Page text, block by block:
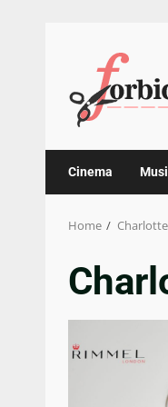
content
Cinema
Home